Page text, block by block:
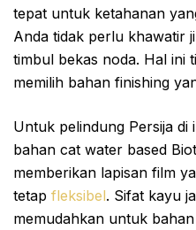
tepat untuk ketahanan
Anda tidak perlu khawatir
timbul bekas noda. Hal ini
memilih bahan finishing
Untuk pelindung Persija di
bahan cat water based
memberikan lapisan film
tetap fleksibel. Sifat kayu
memudahkan untuk